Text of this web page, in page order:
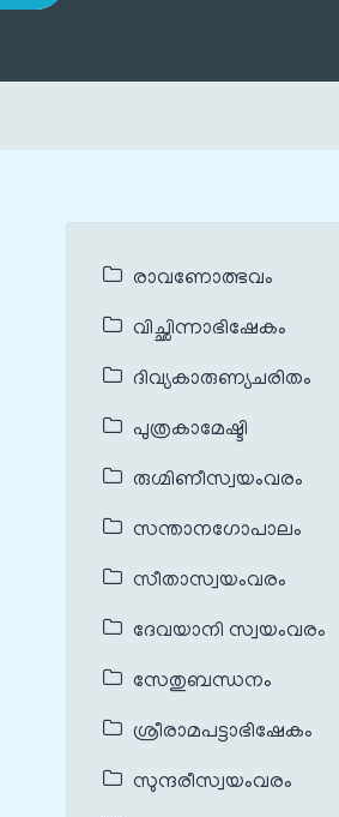
രാവണോത്ഭവം
വിച്ഛിന്നാഭിഷേകം
ദിവ്യകാരുണ്യചരിതം
പുത്രകാമേഷ്ടി
രുഗ്മിണീസ്വയംവരം
സന്താനഗോപാലം
സീതാസ്വയംവരം
ദേവയാനി സ്വയംവരം
സേതുബന്ധനം
ശ്രീരാമപട്ടാഭിഷേകം
സുന്ദരീസ്വയംവരം